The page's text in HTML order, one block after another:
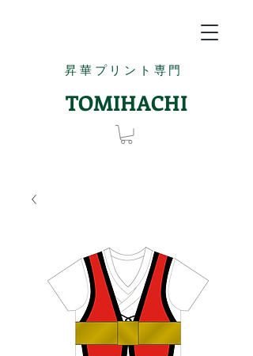
昇華プリント専門
TOMIHACHI